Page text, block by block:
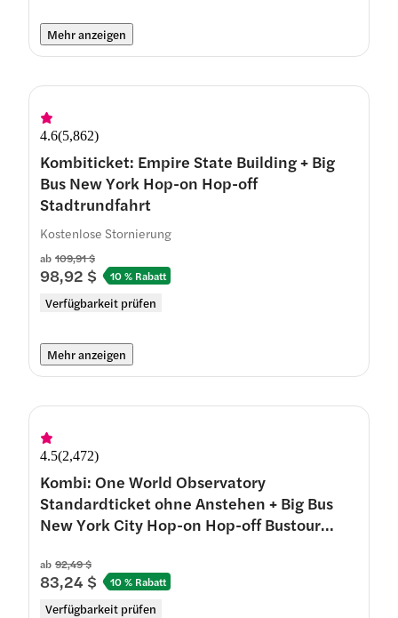
Mehr anzeigen
4.6(5,862)
Kombiticket: Empire State Building + Big
Bus New York Hop-on Hop-off
Stadtrundfahrt
ab 109,91 $
98,92 $ 10 % Rabatt
Verfügbarkeit prüfen
Kostenlose Stornierung
Mehr anzeigen
4.5(2,472)
Kombi: One World Observatory
Standardticket ohne Anstehen + Big Bus
New York City Hop-on Hop-off Bustour
Kindertickets)
ab 92,49 $
83,24 $ 10 % Rabatt
Verfügbarkeit prüfen